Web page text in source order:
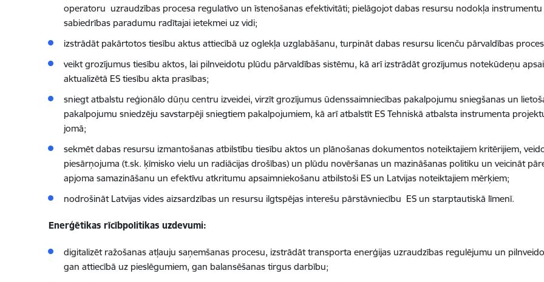
operatoru uzraudzības procesa regulatīvo un īstenošanas efektivitāti; pielāgojot dabas resursu nodokļa
sabiedrības paradumu radītajai ietekmei uz vidi;
izstrādāt pakārtotos tiesību aktus attiecībā uz oglekļa uzglabāšanu, turpināt dabas resursu licenču pārvaldības
veikt grozījumus tiesību aktos, lai pilnveidotu plūdu pārvaldības sistēmu, kā arī izstrādāt grozījumus notekūdeņu
aktualizētā ES tiesību akta prasības;
sniegt atbalstu reģionālo dūņu centru izveidei, virzīt grozījumus ūdenssaimniecības pakalpojumu sniegšanas un
pakalpojumu sniedzēju savstarpēji sniegtiem pakalpojumiem, kā arī atbalstīt ES Tehniskā atbalsta instrumenta
jomā;
sekmēt dabas resursu izmantošanas atbilstību tiesību aktos un plānošanas dokumentos noteiktajiem kritērijiem,
piesārņojuma (t.sk. ķīmisko vielu un radiācijas drošības) un plūdu novēršanas un mazināšanas politiku un veicināt
apjoma samazināšanu un efektīvu atkritumu apsaimniekošanu atbilstoši ES un Latvijas noteiktajiem mērķiem;
nodrošināt Latvijas vides aizsardzības un resursu ilgtspējas interešu pārstāvniecību ES un starptautiskā līmenī.
Enerģētikas rīcībpolitikas uzdevumi:
digitalizēt ražošanas atļauju saņemšanas procesu, izstrādāt transporta enerģijas uzraudzības regulējumu un
gan attiecībā uz pieslēgumiem, gan balansēšanas tirgus darbību;